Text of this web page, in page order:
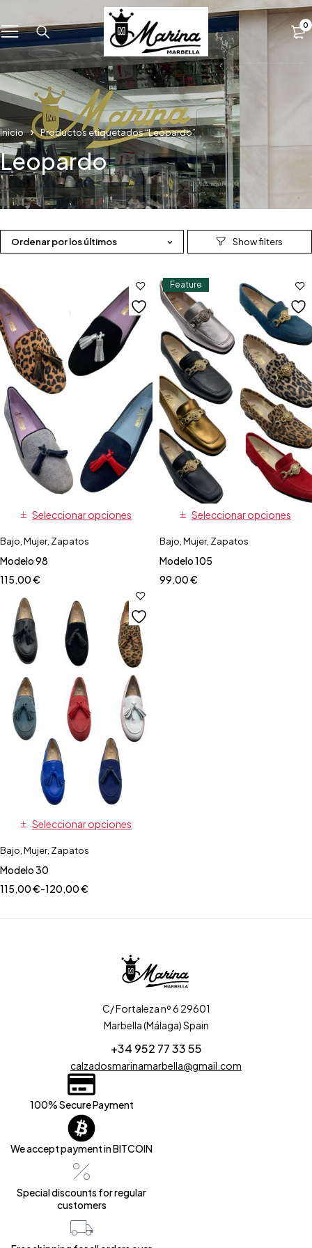
0
Inicio Productos etiquetados “Leopardo”
Leopardo
Ordenar por los últimos
Seleccionar opciones
Bajo Mujer, Zapatos
Modelo 98
115,00€
Feature
Seleccionar opciones
Bajo Mujer, Zapatos
Modelo 105
99,00€
Seleccionar opciones
Bajo Mujer, Zapatos
Modelo 30
115,00€-120,00€
C/ Fortaleza nº 6 29601
Marbella (Málaga) Spain
+34 952 77 33 55
calzadosmarinamarbella@gmail.com
100% Secure Payment
We accept payment in BITCOIN
Special discounts for regular
customers